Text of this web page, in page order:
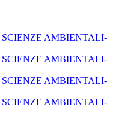
SCIENZE AMBIENTALI-
SCIENZE AMBIENTALI-
SCIENZE AMBIENTALI-
SCIENZE AMBIENTALI-